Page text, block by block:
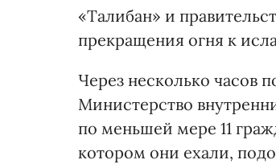
«Талибан» и
прекращения огня к
Через несколько часов
Министерство
по меньшей мере 11
котором они ехали,